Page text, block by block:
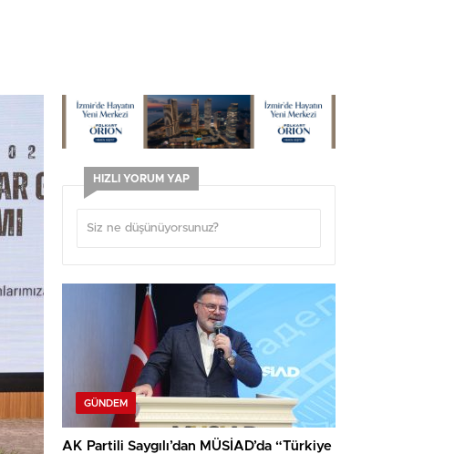
HIZLI YORUM YAP
GÜNDEM
AK Partili Saygılı’dan MÜSİAD’da “Türkiye